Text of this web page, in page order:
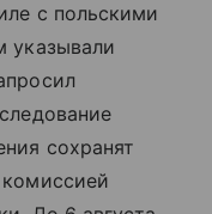
с польскими
указывали
сохранят